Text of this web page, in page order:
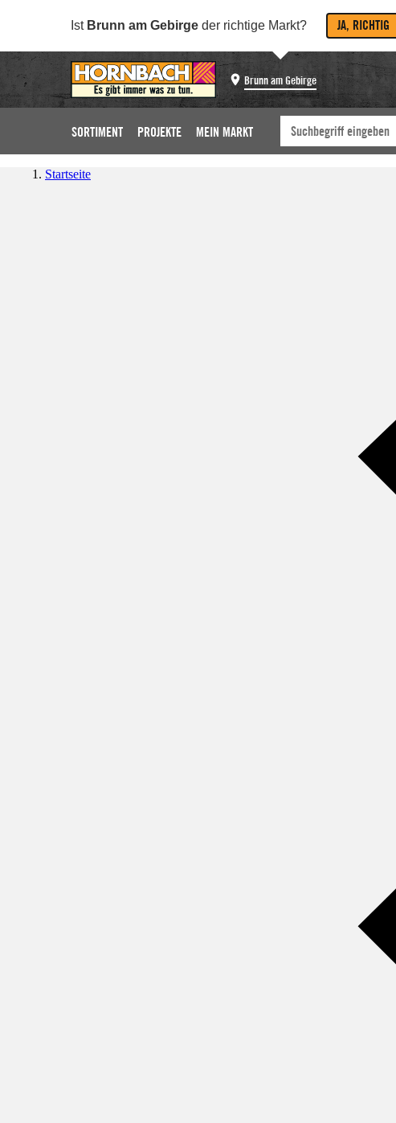
Ist Brunn am Gebirge der richtige Markt? JA, RICHTIG
Brunn am Gebirge
SORTIMENT PROJEKTE MEIN MARKT
Startseite